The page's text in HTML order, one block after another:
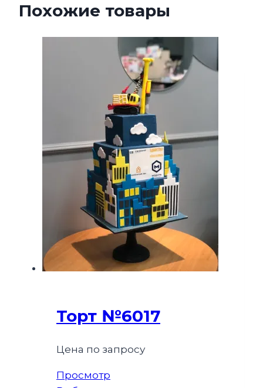
Похожие товары
Торт №6017
Цена по запросу
Просмотр